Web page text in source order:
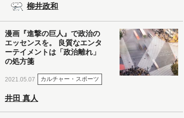
柳井政和
漫画『進撃の巨人』で政治の
エッセンスを。 良質なエンタ
ーテイメントは「政治離れ」
の処方箋
2021.05.07 カルチャー・スポーツ
井田 真人